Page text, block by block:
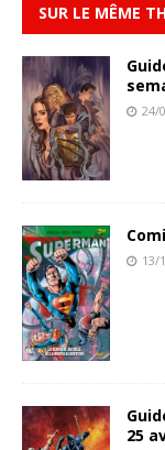
SUR LE MÊME
24/
13/
25